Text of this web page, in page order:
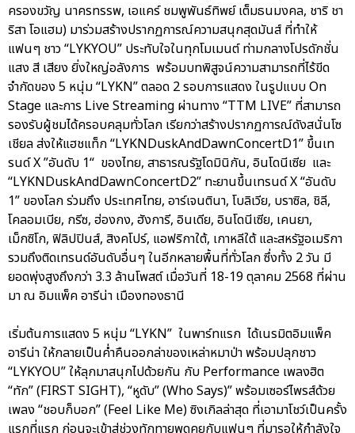
ครองขวัญ นาครทรรพ, เอแคร์ ชมพูพันธ์ทิพย์ เต็มธนมงคล, ชาริ ชา
ริสา โอแฮม) มาร่วมสร้างปรากฏการณ์ความสนุกสุดมันส์ ที่ทำให้
แฟนๆ ชาว “LYKYOU” ประทับใจในทุกโมเมนต์ ท่ามกลางโปรดักชั่น
แสง สี เสียง ยิ่งใหญ่อลังการ พร้อมบทพิสูจน์ความสามารถที่ไร้ขีด
จำกัดของ 5 หนุ่ม “LYKN” ตลอด 2 รอบการแสดง ในรูปแบบ On
Stage และการ Live Streaming ผ่านทาง “TTM LIVE” ที่สามารถ
รองรับผู้ชมได้ครอบคลุมทั่วโลก เรียกว่าสร้างปรากฏการณ์ดังสนั่นโซ
เชียล ส่งให้แฮชแท็ก “LYKNDuskAndDawnConcertD1” ขึ้นเท
รนด์ X ”อันดับ 1“ ของไทย, สาธารณรัฐโดมินิกัน, อินโดนีเซีย และ
“LYKNDuskAndDawnConcertD2” ทะยานขึ้นเทรนด์ X “อันดับ
1” ของโลก ร่วมถึง ประเทศไทย, อาร์เจนตินา, โบลิเวีย, บราซิล, ชิลี,
โคลอมเบีย, กรีซ, ฮ่องกง, ฮังการี, อินเดีย, อินโดนีเซีย, เคนยา,
เม็กซิโก, ฟิลิปปินส์, สิงคโปร์, แอฟริกาใต้, เกาหลีใต้ และสหรัฐอเมริกา
รวมถึงติดเทรนด์อันดับอื่นๆ ในอีกหลายพื้นที่ทั่วโลก ซึ่งทั้ง 2 วัน มี
ยอดพุ่งสูงถึงกว่า 3.3 ล้านโพสต์ เมื่อวันที่ 18-19 ตุลาคม 2568 ที่ผ่าน
มา ณ อิมแพ็ค อารีน่า เมืองทองธานี
เริ่มต้นการแสดง 5 หนุ่ม “LYKN” ในพาร์ทแรก ได้เนรมิตอิมแพ็ค
อารีน่า ให้กลายเป็นค่ำคืนออกล่าของเหล่าหมาป่า พร้อมปลุกชาว
“LYKYOU” ให้ลุกมาสนุกไปด้วยกัน กับ Performance เพลงฮิต
“ทัก” (FIRST SIGHT), “หูดับ” (Who Says)” พร้อมเซอร์ไพรส์ด้วย
เพลง “ชอบก็บอก” (Feel Like Me) ซิงเกิลล่าสุด ที่เอามาโชว์เป็นครั้ง
แรกที่แรก ก่อนจะเข้าสู่ช่วงทักทายพูดคุยกับแฟนๆ ที่มารอให้กำลังใจ